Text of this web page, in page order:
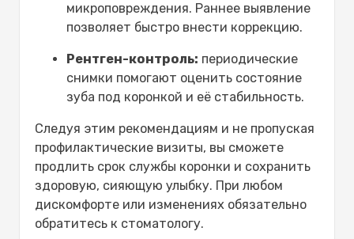
микроповреждения. Раннее выявление
позволяет быстро внести коррекцию.
Рентген-контроль: периодические
снимки помогают оценить состояние
зуба под коронкой и её стабильность.
Следуя этим рекомендациям и не пропуская
профилактические визиты, вы сможете
продлить срок службы коронки и сохранить
здоровую, сияющую улыбку. При любом
дискомфорте или изменениях обязательно
обратитесь к стоматологу.